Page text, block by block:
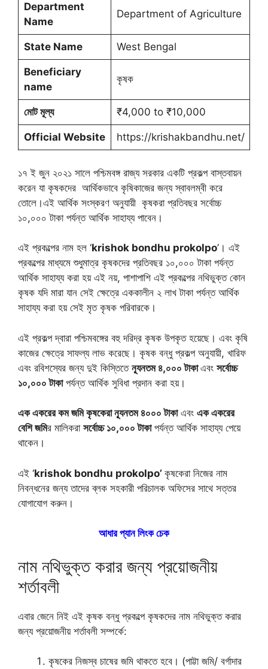
Department
Name
Department of Agriculture
State Name West Bengal
Beneficiary
name
কৃষক
মোট মূল্য ₹4,000 to ₹10,000
Official Website https://krishakbandhu.net/
১৭ ই জুন ২০২১ সালে পশ্চিমবঙ্গ রাজ্য সরকার একটি প্রকল্প বাস্তবায়ন
করেন যা কৃষকদের আর্থিকভাবে কৃষিকাজের জন্য স্বাবলম্বী করে
তোলে।এই আর্থিক সংস্করণ অনুযায়ী কৃষকরা প্রতিবছর সর্বোচ্চ
১০,০০০ টাকা পর্যন্ত আর্থিক সাহায্য পাবেন।
এই প্রকল্পের নাম হল ‘krishok bondhu prokolpo’। এই
প্রকল্পের মাধ্যমে শুধুমাত্র কৃষকদের প্রতিবছর ১০,০০০ টাকা পর্যন্ত
আর্থিক সাহায্য করা হয় এই নয়, পাশাপাশি এই প্রকল্পের নথিভুক্ত কোন
কৃষক যদি মারা যান সেই ক্ষেত্রে এককালীন ২ লাখ টাকা পর্যন্ত আর্থিক
সাহায্য করা হয় সেই মৃত কৃষক পরিবারকে।
এই প্রকল্প দ্বারা পশ্চিমবঙ্গের বহু দরিদ্র কৃষক উপকৃত হয়েছে। এবং কৃষি
কাজের ক্ষেত্রে সাফল্য লাভ করেছে। কৃষক বন্ধু প্রকল্প অনুযায়ী, খারিফ
এবং রবিশস্যের জন্য দুই কিস্তিতে ন্যূনতম ৪,০০০ টাকাএবং সর্বোচ্চ
১০,০০০ টাকাপর্যন্ত আর্থিক সুবিধা প্রদান করা হয়।
এক একরের কম জমি কৃষকেরা ন্যূনতম ৪০০০ টাকাএবং এক একরের
বেশি জমির মালিকরা সর্বোচ্চ ১০,০০০ টাকাপর্যন্ত আর্থিক সাহায্য পেয়ে
থাকেন।
এই ‘krishok bondhu prokolpo’ কৃষকেরা নিজের নাম
নিবন্ধনের জন্য তাদের ব্লক সহকারী পরিচালক অফিসের সাথে সত্তর
যোগাযোগ করুন।
আধার প্যান লিংক চেক
নাম নথিভুক্ত করার জন্য প্রয়োজনীয়
শর্তাবলী
এবার জেনে নিই এই কৃষক বন্ধু প্রকল্পে কৃষকদের নাম নথিভুক্ত করার
জন্য প্রয়োজনীয় শর্তাবলী সম্পর্কে:
কৃষকের নিজস্ব চাষের জমি থাকতে হবে। (পাট্টা জমি/ বর্গাদার